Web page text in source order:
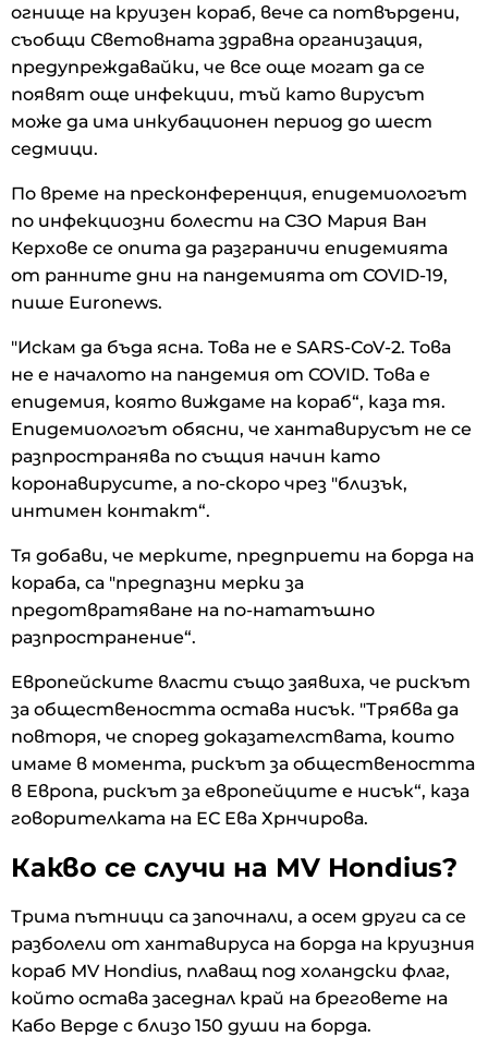
огнище на круизен кораб, вече са потвърдени,
съобщи Световната здравна организация,
предупреждавайки, че все още могат да се
появят още инфекции, тъй като вирусът
може да има инкубационен период до шест
седмици.
По време на пресконференция, епидемиологът
по инфекциозни болести на СЗО Мария Ван
Керхове се опита да разграничи епидемията
от ранните дни на пандемията от COVID-19,
пише Euronews.
"Искам да бъда ясна. Това не е SARS-CoV-2. Това
не е началото на пандемия от COVID. Това е
епидемия, която виждаме на кораб“, каза тя.
Епидемиологът обясни, че хантавирусът не се
разпространява по същия начин като
коронавирусите, а по-скоро чрез "близък,
интимен контакт“.
Тя добави, че мерките, предприети на борда на
кораба, са "предпазни мерки за
предотвратяване на по-нататъшно
разпространение“.
Европейските власти също заявиха, че рискът
за обществеността остава нисък. "Трябва да
повторя, че според доказателствата, които
имаме в момента, рискът за обществеността
в Европа, рискът за европейците е нисък“, каза
говорителката на ЕС Ева Хрнчирова.
Какво се случи на MV Hondius?
Трима пътници са започнали, а осем други са се
разболели от хантавируса на борда на круизния
кораб MV Hondius, плаващ под холандски флаг,
който остава заседнал край на бреговете на
Кабо Верде с близо 150 души на борда.